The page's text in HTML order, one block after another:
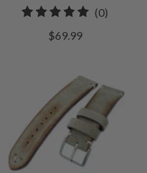
(0)
$69.99